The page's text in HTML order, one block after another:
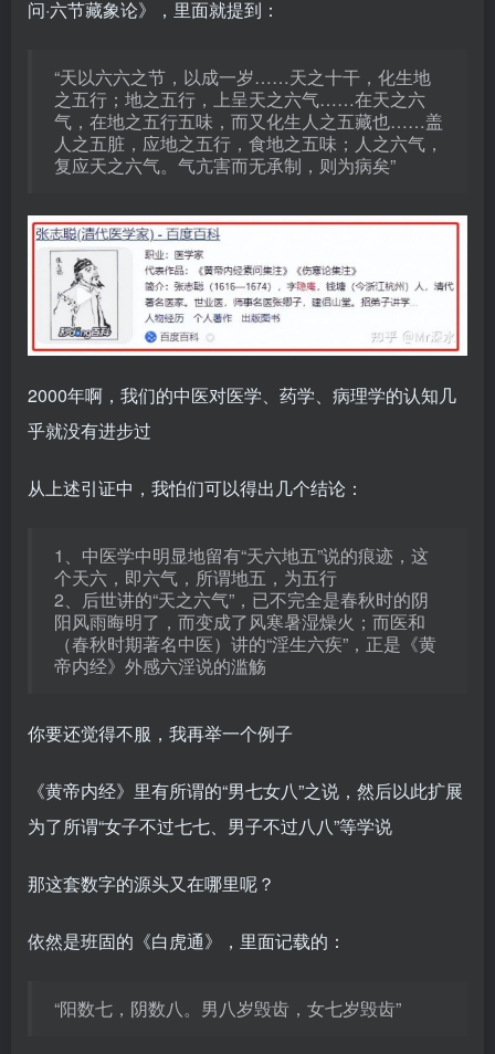
问·六节藏象论》，里面就提到：
“天以六六之节，以成一岁……天之十干，化生地
之五行；地之五行，上呈天之六气……在天之六
气，在地之五行五味，而又化生人之五藏也……盖
人之五脏，应地之五行，食地之五味；人之六气，
复应天之六气。气亢害而无承制，则为病矣”
2000年啊，我们的中医对医学、药学、病理学的认知几
乎就没有进步过
从上述引证中，我怕们可以得出几个结论：
1、中医学中明显地留有“天六地五”说的痕迹，这
个天六，即六气，所谓地五，为五行
2、后世讲的“天之六气”，已不完全是春秋时的阴
阳风雨晦明了，而变成了风寒暑湿燥火；而医和
（春秋时期著名中医）讲的“淫生六疾”，正是《黄
帝内经》外感六淫说的滥觞
你要还觉得不服，我再举一个例子
《黄帝内经》里有所谓的“男七女八”之说，然后以此扩展
为了所谓“女子不过七七、男子不过八八”等学说
那这套数字的源头又在哪里呢？
依然是班固的《白虎通》，里面记载的：
“阳数七，阴数八。男八岁毁齿，女七岁毁齿”